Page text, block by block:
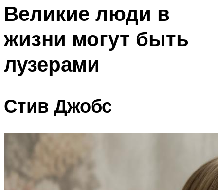
Великие люди в
жизни могут быть
лузерами
Стив Джобс